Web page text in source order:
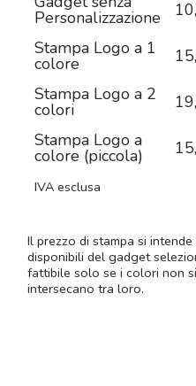
Personalizzazione
Stampa Logo a 1
colore
Stampa Logo a 2
colori
Stampa Logo a
colore (piccola)
IVA esclusa
Il prezzo di stampa si
disponibili del gadget
fattibile solo se i colori non
intersecano tra loro.